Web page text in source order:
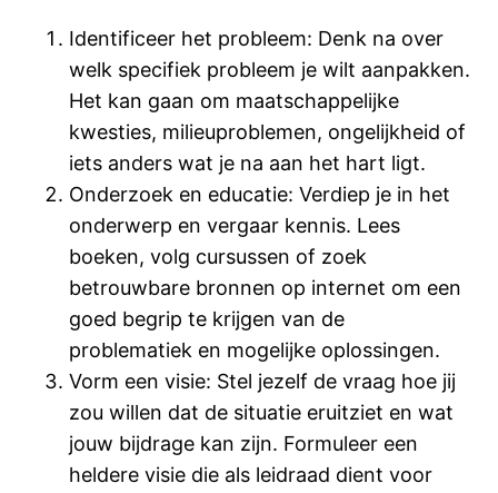
Identificeer het probleem: Denk na over
welk specifiek probleem je wilt aanpakken.
Het kan gaan om maatschappelijke
kwesties, milieuproblemen, ongelijkheid of
iets anders wat je na aan het hart ligt.
Onderzoek en educatie: Verdiep je in het
onderwerp en vergaar kennis. Lees
boeken, volg cursussen of zoek
betrouwbare bronnen op internet om een
goed begrip te krijgen van de
problematiek en mogelijke oplossingen.
Vorm een visie: Stel jezelf de vraag hoe jij
zou willen dat de situatie eruitziet en wat
jouw bijdrage kan zijn. Formuleer een
heldere visie die als leidraad dient voor